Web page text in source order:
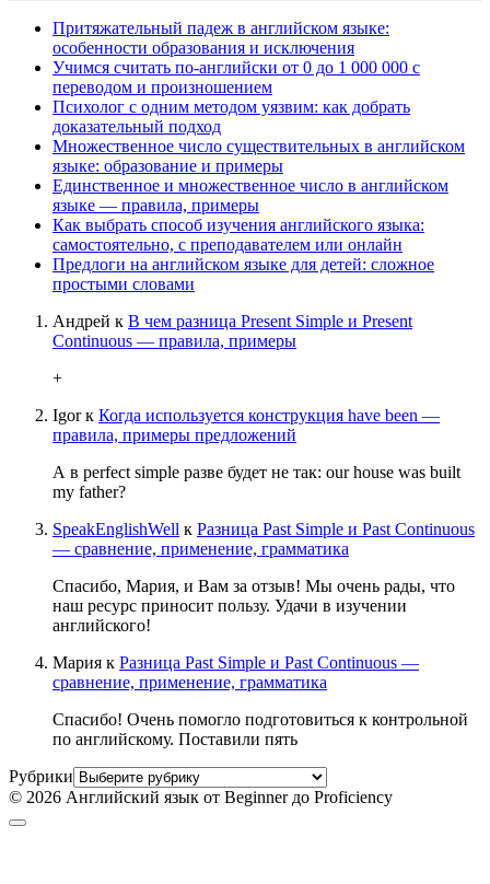
Притяжательный падеж в английском языке:
особенности образования и исключения
Учимся считать по-английски от 0 до 1 000 000 с
переводом и произношением
Психолог с одним методом уязвим: как добрать
доказательный подход
Множественное число существительных в английском
языке: образование и примеры
Единственное и множественное число в английском
языке — правила, примеры
Как выбрать способ изучения английского языка:
самостоятельно, с преподавателем или онлайн
Предлоги на английском языке для детей: сложное
простыми словами
Андрей к В чем разница Present Simple и Present
Continuous — правила, примеры
+
Igorк Когда используется конструкция have been —
правила, примеры предложений
А в perfect simple разве будет не так: our house was built
my father?
SpeakEnglishWell к Разница Past Simple и Past Continuous
— сравнение, применение, грамматика
Спасибо, Мария, и Вам за отзыв! Мы очень рады, что
наш ресурс приносит пользу. Удачи в изучении
английского!
Мария к Разница Past Simple и Past Continuous —
сравнение, применение, грамматика
Спасибо! Очень помогло подготовиться к контрольной
по английскому. Поставили пять
Рубрики
© 2026 Английский язык от Beginner до Proficiency